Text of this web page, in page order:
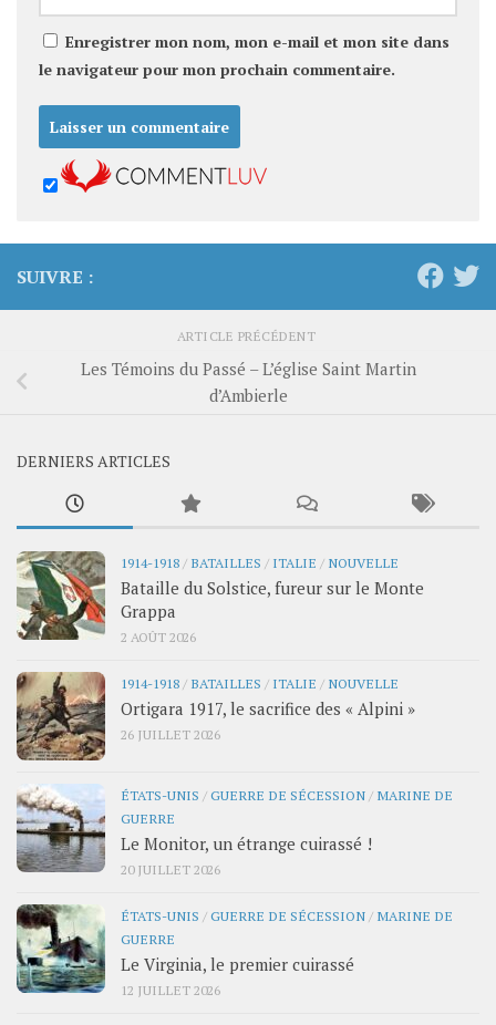
Enregistrer mon nom, mon e-mail et mon site dans
le navigateur pour mon prochain commentaire.
SUIVRE :
ARTICLE PRÉCÉDENT
Les Témoins du Passé – L’église Saint Martin
d’Ambierle
DERNIERS ARTICLES
1914-1918/ BATAILLES / ITALIE / NOUVELLE
Bataille du Solstice, fureur sur le Monte
Grappa
2 AOÛT 2026
1914-1918/ BATAILLES / ITALIE / NOUVELLE
Ortigara 1917, le sacrifice des « Alpini »
26 JUILLET 2026
ÉTATS-UNIS /GUERRE DE SÉCESSION/ MARINE DE
GUERRE
Le Monitor, un étrange cuirassé !
20 JUILLET 2026
ÉTATS-UNIS /GUERRE DE SÉCESSION/ MARINE DE
GUERRE
Le Virginia, le premier cuirassé
12 JUILLET 2026